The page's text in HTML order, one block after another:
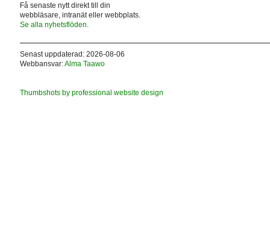
Få senaste nytt direkt till din
webbläsare, intranät eller webbplats.
Se alla nyhetsflöden.
Senast uppdaterad: 2026-08-06
Webbansvar:Alma Taawo
Thumbshots by professional website design